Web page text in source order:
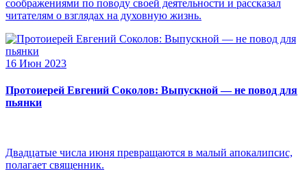
соображениями по поводу своей деятельности и рассказал
читателям о взглядах на духовную жизнь.
16 Июн 2023
Протоиерей Евгений Соколов: Выпускной — не повод для
пьянки
Двадцатые числа июня превращаются в малый апокалипсис,
полагает священник.